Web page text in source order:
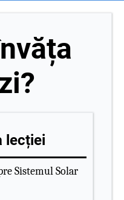
lecției
Sistemul Solar